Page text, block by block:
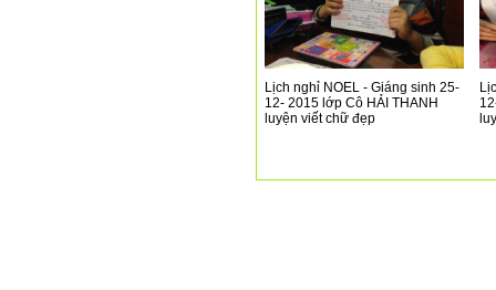
Lịch nghỉ NOEL - Giáng sinh 25-
12- 2015 lớp Cô HẢI THANH
luyện viết chữ đẹp